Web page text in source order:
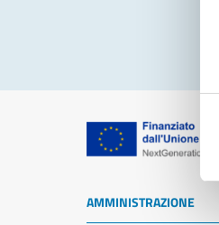
AMMINISTRAZIONE